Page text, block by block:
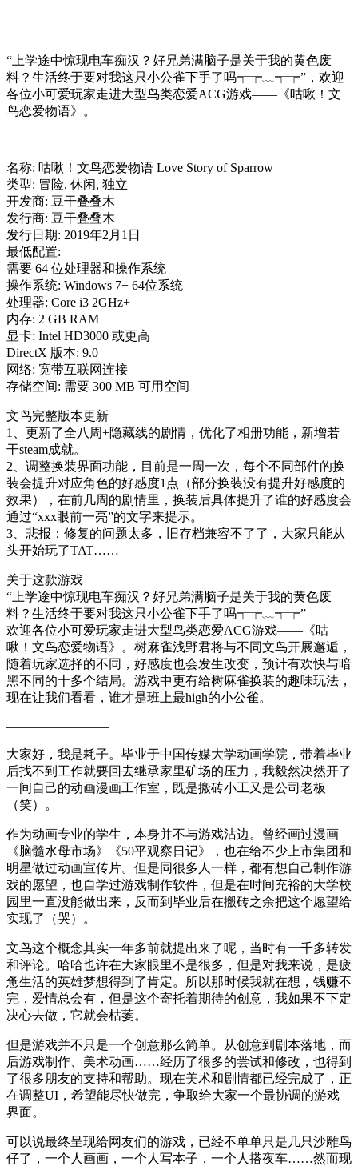
“上学途中惊现电车痴汉？好兄弟满脑子是关于我的黄色废
料？生活终于要对我这只小公雀下手了吗┭┮﹏┭┮”，欢迎
各位小可爱玩家走进大型鸟类恋爱ACG游戏——《咕啾！文
鸟恋爱物语》。
名称: 咕啾！文鸟恋爱物语 Love Story of Sparrow
类型: 冒险, 休闲, 独立
开发商: 豆干叠叠木
发行商: 豆干叠叠木
发行日期: 2019年2月1日
最低配置:
需要 64 位处理器和操作系统
操作系统: Windows 7+ 64位系统
处理器: Core i3 2GHz+
内存: 2 GB RAM
显卡: Intel HD3000 或更高
DirectX 版本: 9.0
网络: 宽带互联网连接
存储空间: 需要 300 MB 可用空间
文鸟完整版本更新
1、更新了全八周+隐藏线的剧情，优化了相册功能，新增若
干steam成就。
2、调整换装界面功能，目前是一周一次，每个不同部件的换
装会提升对应角色的好感度1点（部分换装没有提升好感度的
效果），在前几周的剧情里，换装后具体提升了谁的好感度会
通过“xxx眼前一亮”的文字来提示。
3、悲报：修复的问题太多，旧存档兼容不了了，大家只能从
头开始玩了TAT……
关于这款游戏
“上学途中惊现电车痴汉？好兄弟满脑子是关于我的黄色废
料？生活终于要对我这只小公雀下手了吗┭┮﹏┭┮”
欢迎各位小可爱玩家走进大型鸟类恋爱ACG游戏——《咕
啾！文鸟恋爱物语》。树麻雀浅野君将与不同文鸟开展邂逅，
随着玩家选择的不同，好感度也会发生改变，预计有欢快与暗
黑不同的十多个结局。游戏中更有给树麻雀换装的趣味玩法，
现在让我们看看，谁才是班上最high的小公雀。
————————
大家好，我是耗子。毕业于中国传媒大学动画学院，带着毕业
后找不到工作就要回去继承家里矿场的压力，我毅然决然开了
一间自己的动画漫画工作室，既是搬砖小工又是公司老板
（笑）。
作为动画专业的学生，本身并不与游戏沾边。曾经画过漫画
《脑髓水母市场》《50平观察日记》，也在给不少上市集团和
明星做过动画宣传片。但是同很多人一样，都有想自己制作游
戏的愿望，也自学过游戏制作软件，但是在时间充裕的大学校
园里一直没能做出来，反而到毕业后在搬砖之余把这个愿望给
实现了（哭）。
文鸟这个概念其实一年多前就提出来了呢，当时有一千多转发
和评论。哈哈也许在大家眼里不是很多，但是对我来说，是疲
惫生活的英雄梦想得到了肯定。所以那时候我就在想，钱赚不
完，爱情总会有，但是这个寄托着期待的创意，我如果不下定
决心去做，它就会枯萎。
但是游戏并不只是一个创意那么简单。从创意到剧本落地，而
后游戏制作、美术动画……经历了很多的尝试和修改，也得到
了很多朋友的支持和帮助。现在美术和剧情都已经完成了，正
在调整UI，希望能尽快做完，争取给大家一个最协调的游戏
界面。
可以说最终呈现给网友们的游戏，已经不单单只是几只沙雕鸟
仔了，一个人画画，一个人写本子，一个人搭夜车……然而现